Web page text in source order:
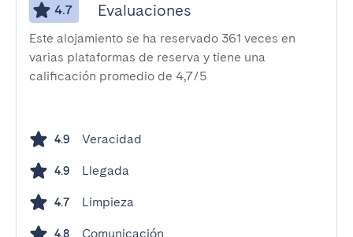
4.7 Evaluaciones
Este alojamiento se ha reservado 361 veces en
varias plataformas de reserva y tiene una
calificación promedio de 4,7/5
4.9 Veracidad
4.9 Llegada
4.7 Limpieza
4.8 Comunicación